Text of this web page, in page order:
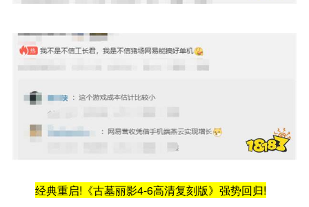
经典重启!《古墓丽影4-6高清复刻版》强势回归!